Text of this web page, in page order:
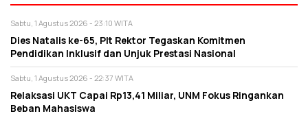
Sabtu, 1 Agustus 2026 - 23:10 WITA
Dies Natalis ke-65, Plt Rektor Tegaskan Komitmen
Pendidikan Inklusif dan Unjuk Prestasi Nasional
Sabtu, 1 Agustus 2026 - 22:37 WITA
Relaksasi UKT Capai Rp13,41 Miliar, UNM Fokus Ringankan
Beban Mahasiswa